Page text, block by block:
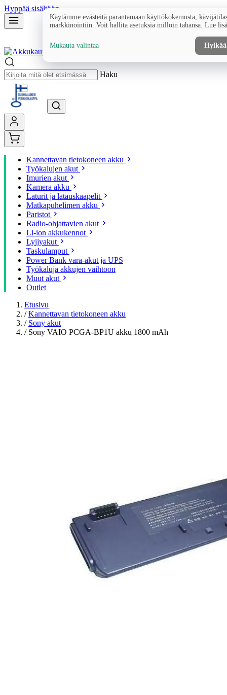
Hyppää sisältöön
Haku
Kannettavan tietokoneen akku
Työkalujen akut
Imurien akut
Kamera akku
Laturit ja latauskaapelit
Matkapuhelimen akku
Paristot
Radio-ohjattavien akut
Li-ion akkukennot
Lyijyakut
Taskulamput
Power Bank vara-akut ja UPS
Työkaluja akkujen vaihtoon
Muut akut
Outlet
Etusivu
/ Kannettavan tietokoneen akku
/ Sony akut
/ Sony VAIO PCGA-BP1U akku 1800 mAh
Käytämme evästeitä parantamaan käyttökokemusta,
markkinointiin. Voit hallita asetuksia milloin tahansa. Lue
Mukauta valintaa Hylkää